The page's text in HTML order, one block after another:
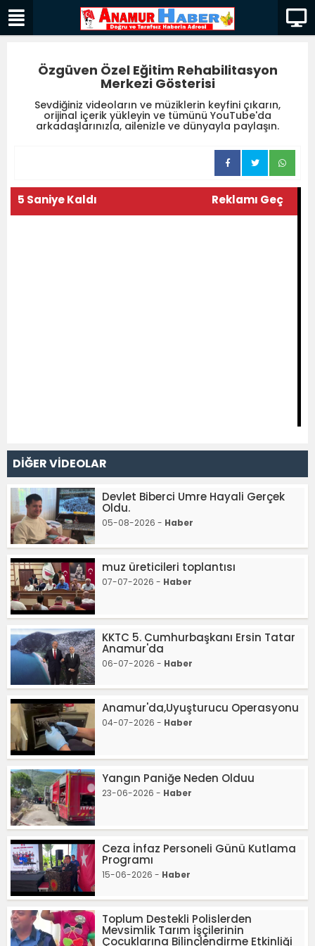
Özgüven Özel Eğitim Rehabilitasyon
Merkezi Gösterisi
Sevdiğiniz videoların ve müziklerin keyfini çıkarın,
orijinal içerik yükleyin ve tümünü YouTube'da
arkadaşlarınızla, ailenizle ve dünyayla paylaşın.
Reklamı Geç
5 Saniye Kaldı
DİĞER VİDEOLAR
Devlet Biberci Umre Hayali Gerçek
Oldu.
05-08-2026 - Haber
muz üreticileri toplantısı
07-07-2026 - Haber
KKTC 5. Cumhurbaşkanı Ersin Tatar
Anamur'da
06-07-2026 - Haber
Anamur'da,Uyuşturucu Operasyonu
04-07-2026 - Haber
Yangın Paniğe Neden Olduu
23-06-2026 - Haber
Ceza İnfaz Personeli Günü Kutlama
Programı
15-06-2026 - Haber
Toplum Destekli Polislerden
Mevsimlik Tarım İşçilerinin
Çocuklarına Bilinçlendirme Etkinliği